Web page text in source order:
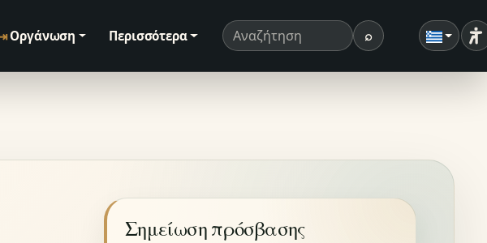
Οργάνωση Περισσότερα Όρος αναζήτησης ⌕Αναζήτηση
Σημείωση πρόσβασης